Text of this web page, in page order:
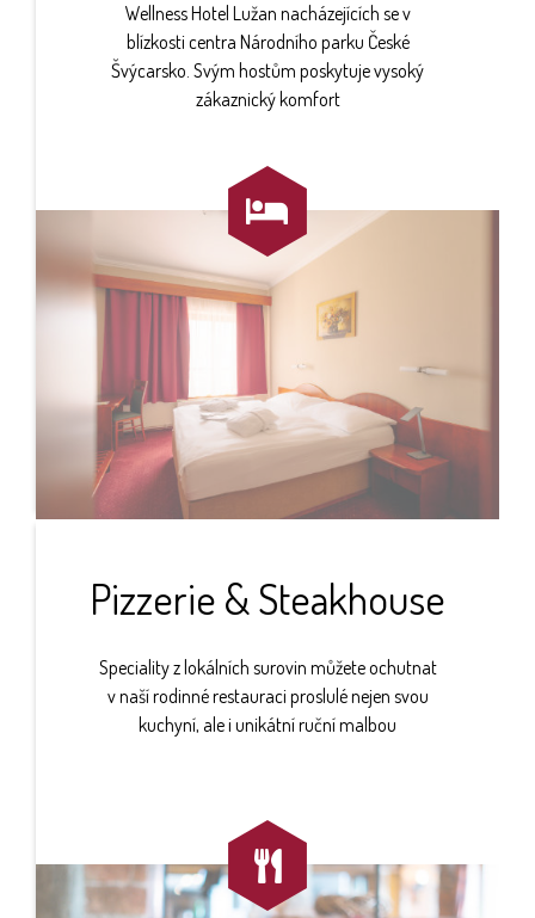
Wellness Hotel Lužan nacházejících se v
blízkosti centra Národního parku České
Švýcarsko. Svým hostům poskytuje vysoký
zákaznický komfort

Pizzerie & Steakhouse
Speciality z lokálních surovin můžete ochutnat
v naší rodinné restauraci proslulé nejen svou
kuchyní, ale i unikátní ruční malbou
